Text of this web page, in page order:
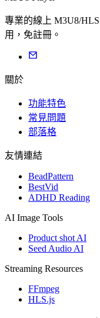
專業的線上 M3U8/
用，免註冊。
關於
功能特色
常見問題
部落格
友情連結
BeadPattern
BestVid
ADHD Reading
AI Image Tools
Product shot AI
Seed Audio AI
Streaming Resources
FFmpeg
HLS.js